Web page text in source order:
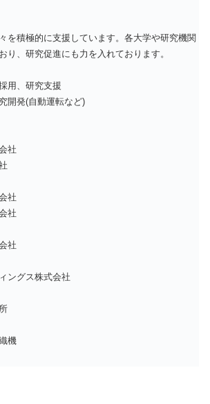
を積極的に支援しています。各大学や研究機関
り、研究促進にも力を入れております。
用、研究支援
開発(自動運転など)
社
社
社
社
ングス株式会社
機